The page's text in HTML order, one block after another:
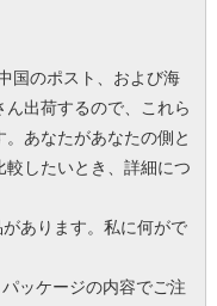
国のポスト、および海
出荷するので、これら
あなたがあなたの側と
したいとき、詳細につ
あります。 私に何がで
ッケージの内容でご注